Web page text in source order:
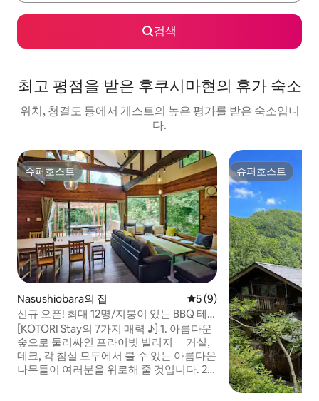
검색
최고 평점을 받은 후쿠시마현의 휴가 숙소
위치, 청결도 등에서 게스트의 높은 평가를 받은 숙소입니
다.
슈퍼호스트
슈퍼호스트
Nasushiobara의 집 평점 5점(5점 만점), 후기 9
5 (9)
신규 오픈! 최대 12명/지붕이 있는 BBQ 테
라스/벽난로 및 대형 스크린/차 7대/나수 하
이웨이 차로 18분
[KOTORI Stay의 7가지 매력 ♪] 1. 아름다운
숲으로 둘러싸인 프라이빗 빌리지 거실,
데크, 각 침실 모두에서 볼 수 있는 아름다운
나무들이 여러분을 위로해 줄 것입니다. 2.
슈퍼호스트
슈퍼호스트